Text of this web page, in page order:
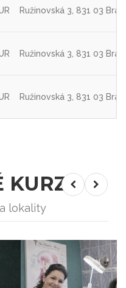
Ružinovská 3, 831 03
Ružinovská 3, 831 03
Ružinovská 3, 831 03
KURZY
lokality